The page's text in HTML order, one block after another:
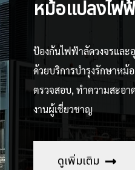
หม้อแปลงไฟ
ป้องกันไฟฟ้าลัดวงจรแล
ด้วยบริการบำรุงรักษาหม้
ตรวจสอบ, ทำความสะอา
งานผู้เชี่ยวชาญ
ดูเพิ่มเติม